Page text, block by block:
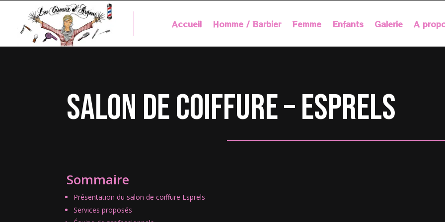
Accueil Homme / Barbier Femme Enfants Galerie A
salon de coiffure – Esprels
Sommaire
Présentation du salon de coiffure Esprels
Services proposés